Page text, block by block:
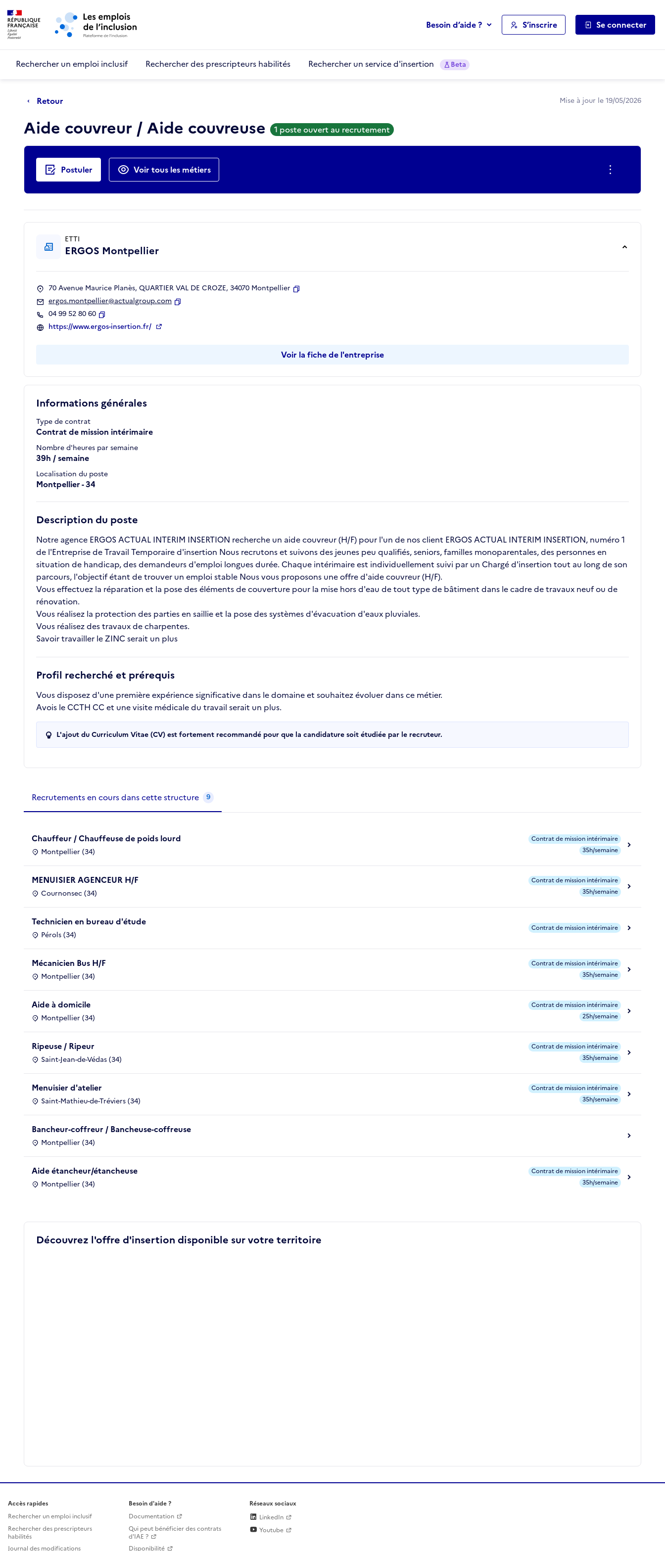
Aller au menu principal
Besoin d’aide ? S’inscrire Se connecter
Rechercher un emploi inclusif Rechercher des prescripteurs habilités Rechercher un service d'insertion Beta
Retour Mise à jour le 19/05/2026
Aide couvreur / Aide couvreuse 1 poste ouvert au recrutement
Actions rapides
Postuler Voir tous les métiers
Informations générales
Type de contrat
Contrat de mission intérimaire
Nombre d'heures par semaine
39h / semaine
Localisation du poste
Montpellier - 34
Description du poste
Notre agence ERGOS ACTUAL INTERIM INSERTION recherche un aide couvreur (H/F) pour l'un de nos client ERGOS ACTUAL INTERIM INSERTION, numéro 1
de l'Entreprise de Travail Temporaire d'insertion Nous recrutons et suivons des jeunes peu qualifiés, seniors, familles monoparentales, des personnes en
situation de handicap, des demandeurs d'emploi longues durée. Chaque intérimaire est individuellement suivi par un Chargé d'insertion tout au long de son
parcours, l'objectif étant de trouver un emploi stable Nous vous proposons une offre d'aide couvreur (H/F).
Vous effectuez la réparation et la pose des éléments de couverture pour la mise hors d'eau de tout type de bâtiment dans le cadre de travaux neuf ou de
rénovation.
Vous réalisez la protection des parties en saillie et la pose des systèmes d'évacuation d'eaux pluviales.
Vous réalisez des travaux de charpentes.
Savoir travailler le ZINC serait un plus
Profil recherché et prérequis
Vous disposez d'une première expérience significative dans le domaine et souhaitez évoluer dans ce métier.
Avois le CCTH CC et une visite médicale du travail serait un plus.
L'ajout du Curriculum Vitae (CV) est fortement recommandé pour que la candidature soit étudiée par le recruteur.
ETTI
ERGOS Montpellier
70 Avenue Maurice Planès, QUARTIER VAL DE CROZE, 34070 Montpellier
ergos.montpellier@actualgroup.com
04 99 52 80 60
Copier
https://www.ergos-insertion.fr/
Voir la fiche de l'entreprise
Recrutements de la structure
Recrutements en cours dans cette structure 9
Chauffeur / Chauffeuse de poids lourd
Montpellier (34)
Contrat de mission intérimaire
35h/semaine
MENUISIER AGENCEUR H/F
Cournonsec (34)
Contrat de mission intérimaire
35h/semaine
Technicien en bureau d'étude
Pérols (34)
Contrat de mission intérimaire
Mécanicien Bus H/F
Montpellier (34)
Contrat de mission intérimaire
35h/semaine
Aide à domicile
Montpellier (34)
Contrat de mission intérimaire
25h/semaine
Ripeuse / Ripeur
Saint-Jean-de-Védas (34)
Contrat de mission intérimaire
35h/semaine
Menuisier d'atelier
Saint-Mathieu-de-Tréviers (34)
Contrat de mission intérimaire
35h/semaine
Bancheur-coffreur / Bancheuse-coffreuse
Montpellier (34)
Aide étancheur/étancheuse
Montpellier (34)
Contrat de mission intérimaire
35h/semaine
Découvrez l'offre d'insertion disponible sur votre territoire
Accès rapides
Rechercher un emploi inclusif
Rechercher des prescripteurs
habilités
Journal des modifications
Besoin d'aide ?
Documentation
Qui peut bénéficier des contrats
d'IAE ?
Disponibilité
Réseaux sociaux
LinkedIn
Youtube